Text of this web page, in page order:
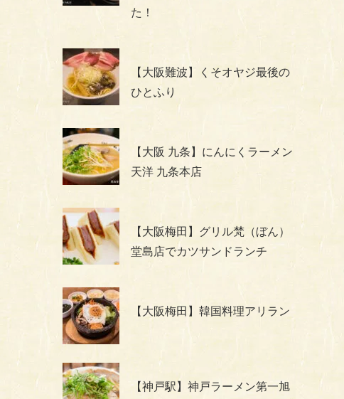
た！
【大阪難波】くそオヤジ最後の
ひとふり
【大阪 九条】にんにくラーメン
天洋 九条本店
【大阪梅田】グリル梵（ぼん）
堂島店でカツサンドランチ
【大阪梅田】韓国料理アリラン
【神戸駅】神戸ラーメン第一旭